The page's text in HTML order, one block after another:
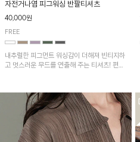
자전거나염 피그워싱 반팔티셔츠
40,000원
FREE
내추럴한 피그먼트 워싱감이 더해져 빈티지하
고 멋스러운 무드를 연출해 주는 티셔츠! 편안